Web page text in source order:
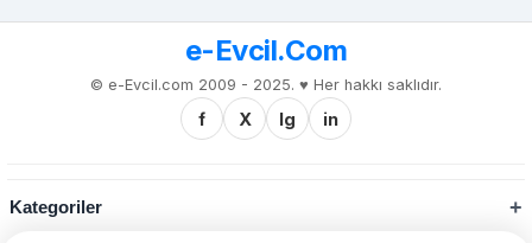
e-Evcil.Com
© e-Evcil.com 2009 - 2025. ♥️ Her hakkı saklıdır.
f X Ig in
Kategoriler